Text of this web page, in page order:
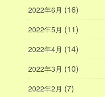
2022年6月 (16)
2022年5月 (11)
2022年4月 (14)
2022年3月 (10)
2022年2月 (7)